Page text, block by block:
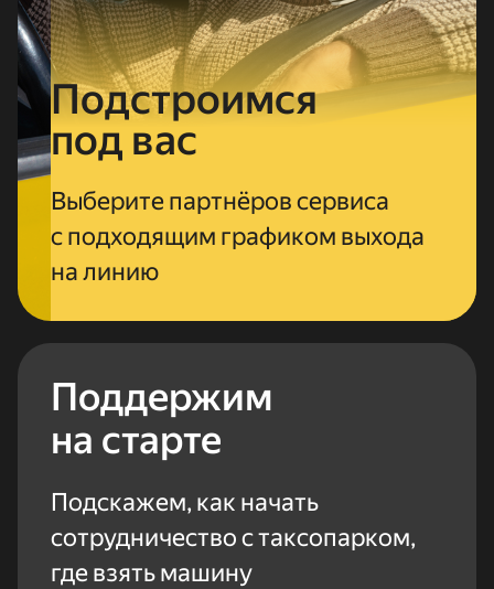
Подстро­им­ся
под вас
Выберите партнёров сервиса
с подходящим графиком выхода
на линию
Поддержим
на старте
Подскажем, как начать
сотрудничество с таксопарком,
где взять машину